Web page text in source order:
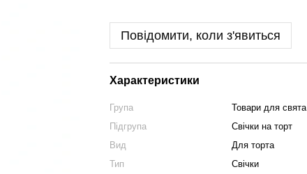
Повідомити, коли з'явиться
Характеристики
Група
Товари для свята
Підгрупа
Свічки на торт
Вид
Для торта
Тип
Свічки